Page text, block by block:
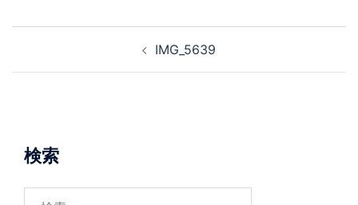
ー
シ
ョ
IMG_5639
検索